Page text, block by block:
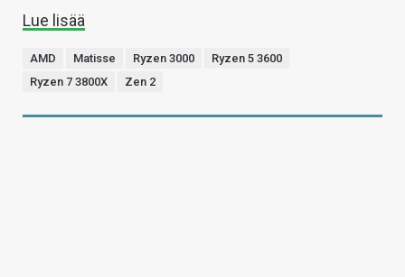
Lue lisää
AMD Matisse Ryzen 3000
Ryzen 5 3600
Ryzen 7 3800X
Zen 2